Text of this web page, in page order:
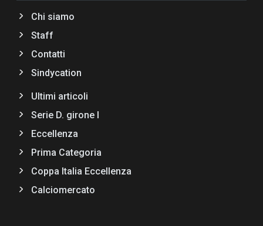
Chi siamo
Staff
Contatti
Sindycation
Ultimi articoli
Serie D. girone I
Eccellenza
Prima Categoria
Coppa Italia Eccellenza
Calciomercato